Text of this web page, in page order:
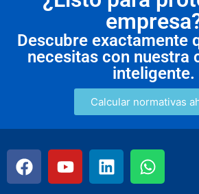
Descubre exactamente
necesitas con nuestra
inteligente.
Calcular normativas